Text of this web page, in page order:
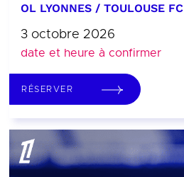
OL LYONNES / TOULOUSE FC
3 octobre 2026
date et heure à confirmer
RÉSERVER